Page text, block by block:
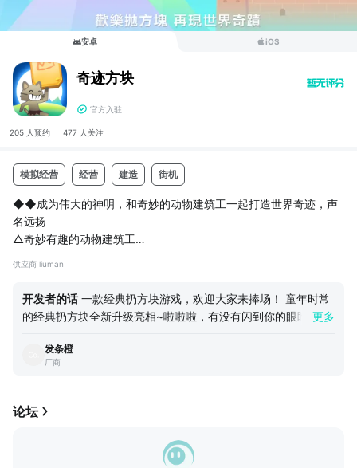
安卓 iOS
奇迹方块
官方入驻
205 人 预约 477 人 关注
模拟经营 经营 建造 街机
◆◆成为伟大的神明，和奇妙的动物建筑工一起打造世界奇迹，声
名远扬
△奇妙有趣的动物建筑工
△打造乐园提高收入
△与友人竞争排行
◆◆原本的奇迹建筑在历史和时间中摇摇欲坠，风烛残存。现在你
将有机会亲自督工建造
供应商 liuman
开发者的话 一款经典扔方块游戏，欢迎大家来捧场！ 童年时常
的经典扔方块全新升级亮相~啦啦啦，有没有闪到你的眼睛？有
方块加上多种新奇设定，还有建设各种世界奇迹开放赚钱的模拟
经营玩法，诶好像有点像胡渣~不过真心很好玩！ 近期会发布安
更多
发条橙
厂商
论坛